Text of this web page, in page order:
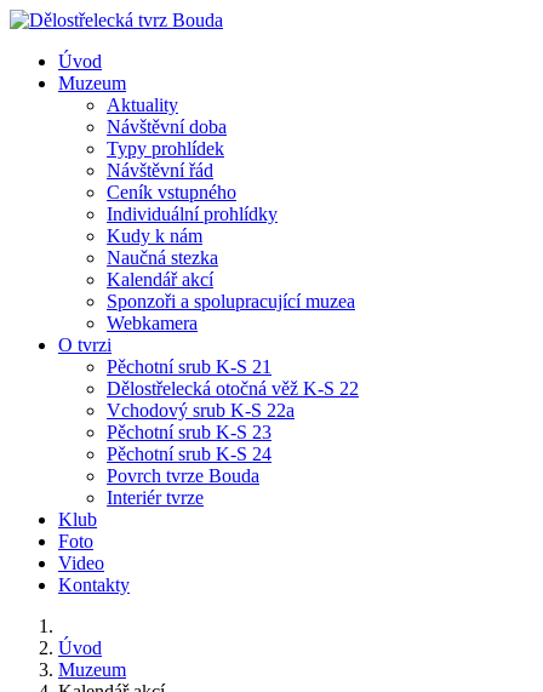
Úvod
Muzeum
Aktuality
Návštěvní doba
Typy prohlídek
Návštěvní řád
Ceník vstupného
Individuální prohlídky
Kudy k nám
Naučná stezka
Kalendář akcí
Sponzoři a spolupracující muzea
Webkamera
O tvrzi
Pěchotní srub K-S 21
Dělostřelecká otočná věž K-S 22
Vchodový srub K-S 22a
Pěchotní srub K-S 23
Pěchotní srub K-S 24
Povrch tvrze Bouda
Interiér tvrze
Klub
Foto
Video
Kontakty
Úvod
Muzeum